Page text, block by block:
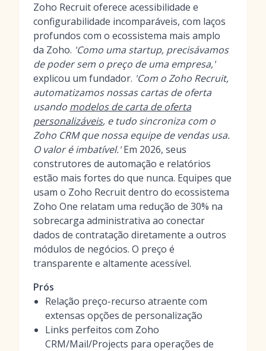
Zoho Recruit oferece acessibilidade e
configurabilidade incomparáveis, com laços
profundos com o ecossistema mais amplo
da Zoho. 'Como uma startup, precisávamos
de poder sem o preço de uma empresa,'
explicou um fundador. 'Com o Zoho Recruit,
automatizamos nossas cartas de oferta
usando modelos de carta de oferta
personalizáveis, e tudo sincroniza com o
Zoho CRM que nossa equipe de vendas usa.
O valor é imbatível.'Em 2026, seus
construtores de automação e relatórios
estão mais fortes do que nunca. Equipes que
usam o Zoho Recruit dentro do ecossistema
Zoho One relatam uma redução de 30% na
sobrecarga administrativa ao conectar
dados de contratação diretamente a outros
módulos de negócios. O preço é
transparente e altamente acessível.
Prós
Relação preço-recurso atraente com
extensas opções de personalização
Links perfeitos com Zoho
CRM/Mail/Projects para operações de